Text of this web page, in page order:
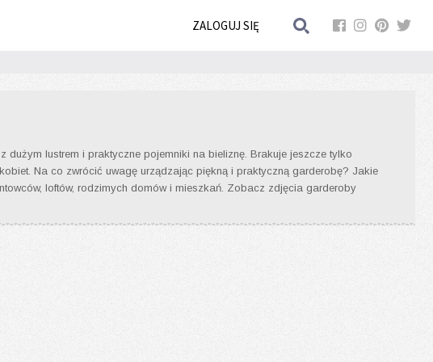
ZALOGUJ SIĘ
lustrem i praktyczne pojemniki na bieliznę. Brakuje jeszcze tylko
Na co zwrócić uwagę urządzając piękną i praktyczną garderobę? Jakie
loftów, rodzimych domów i mieszkań. Zobacz zdjęcia garderoby